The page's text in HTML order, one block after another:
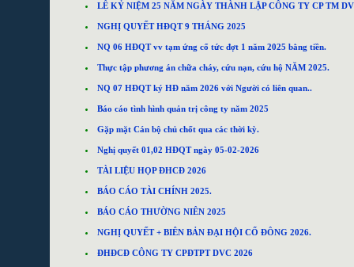
LỄ KỶ NIỆM 25 NĂM NGÀY THÀNH LẬP CÔNG TY CP TM
NGHỊ QUYẾT HĐQT 9 THÁNG 2025
NQ 06 HĐQT vv tạm ứng cổ tức đợt 1 năm 2025 bằng tiền.
Thực tập phương án chữa cháy, cứu nạn, cứu hộ NĂM 2025.
NQ 07 HĐQT ký HĐ năm 2026 với Người có liên quan..
Báo cáo tình hình quản trị công ty năm 2025
Gặp mặt Cán bộ chủ chốt qua các thời kỳ.
Nghị quyết 01,02 HĐQT ngày 05-02-2026
TÀI LIỆU HỌP ĐHCĐ 2026
BÁO CÁO TÀI CHÍNH 2025.
BÁO CÁO THƯỜNG NIÊN 2025
NGHỊ QUYẾT + BIÊN BẢN ĐẠI HỘI CỔ ĐÔNG 2026.
ĐHĐCĐ CÔNG TY CPĐTPT DVC 2026